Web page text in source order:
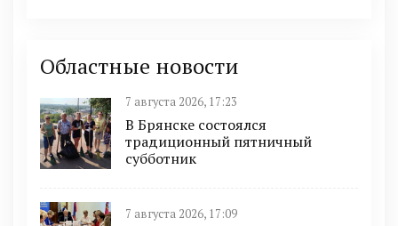
Областные новости
7 августа 2026, 17:23
В Брянске состоялся
традиционный пятничный
субботник
7 августа 2026, 17:09